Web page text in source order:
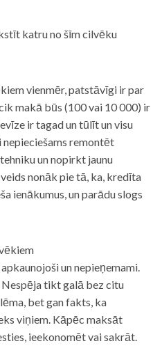
katru no šīm cilvēku
vienmēr, patstāvīgi ir par
makā būs (100 vai 10 000) ir
ir tagad un tūlīt un visu
remontēt
un nopirkt jaunu
nonāk pie tā, ka, kredīta
ienākumus, un parādu slogs
apkaunojoši un nepieņemami.
Nespēja tikt galā bez citu
bet gan fakts, ka
viņiem. Kāpēc maksāt
ieekonomēt vai sakrāt.